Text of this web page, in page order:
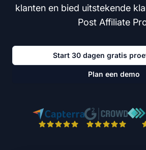
klanten en bied uitstekende
Post Affiliate
Start 30 dagen gratis
Plan een demo